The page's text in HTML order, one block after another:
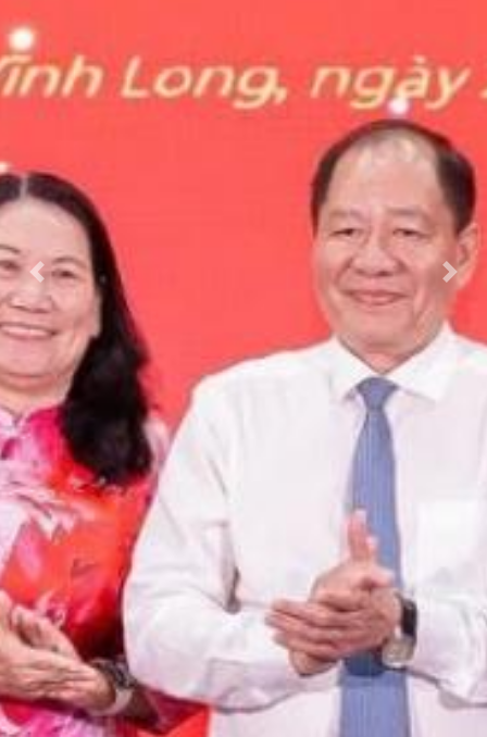
Previous Next